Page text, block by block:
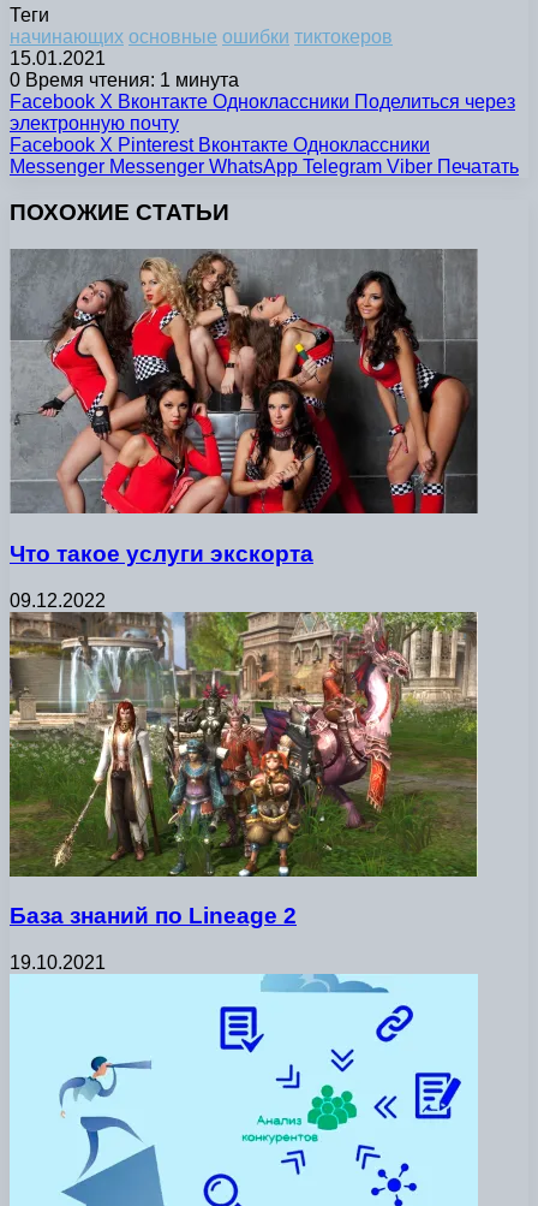
Теги
начинающих основные ошибки тиктокеров
15.01.2021
0 Время чтения: 1 минута
Facebook X Вконтакте Одноклассники Поделиться через
электронную почту
Facebook X Pinterest Вконтакте Одноклассники
Messenger Messenger WhatsApp Telegram Viber Печатать
ПОХОЖИЕ СТАТЬИ
Что такое услуги экскорта
09.12.2022
База знаний по Lineage 2
19.10.2021